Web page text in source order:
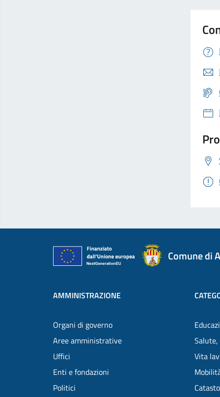
Comune di
AMMINISTRAZIONE
Organi di governo
Aree amministrative
Uffici
Enti e fondazioni
Politici
Salute,
Vita